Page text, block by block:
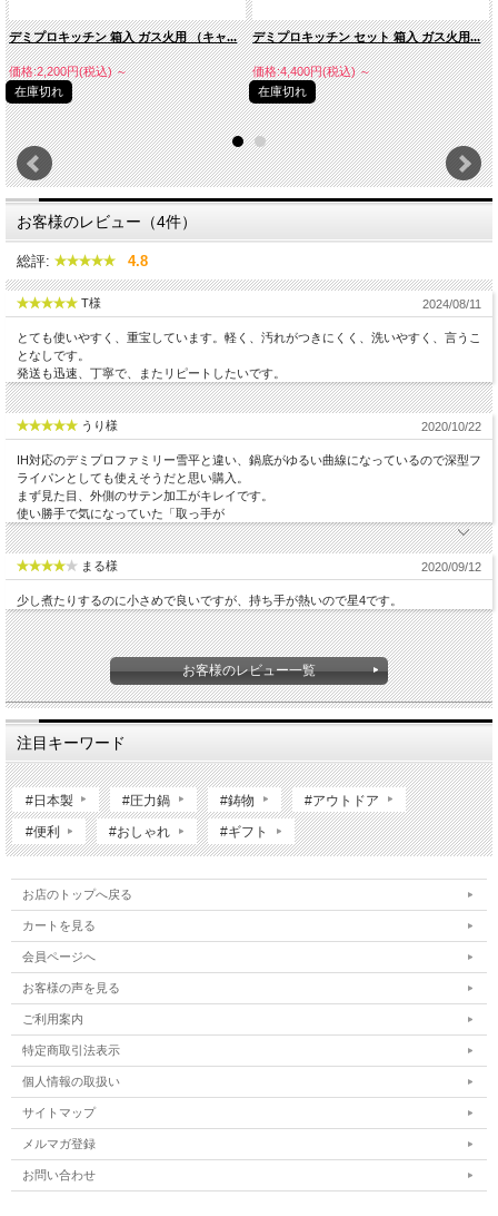
デミプロキッチン 箱入 ガス火用 （キャ...
価格:2,200円(税込)～
在庫切れ
デミプロキッチン セット 箱入 ガス火用...
価格:4,400円(税込)～
在庫切れ
お客様のレビュー（4件）
総評: 4.8
T様 2024/08/11
とても使いやすく、重宝しています。軽く、汚れがつきにくく、洗いやすく、言うこ
となしです。
発送も迅速、丁寧で、またリピートしたいです。
うり様 2020/10/22
IH対応のデミプロファミリー雪平と違い、鍋底がゆるい曲線になっているので深型フ
ライパンとしても使えそうだと思い購入。
まず見た目、外側のサテン加工がキレイです。
使い勝手で気になっていた「取っ手が
まる様 2020/09/12
少し煮たりするのに小さめで良いですが、持ち手が熱いので星4です。
お客様のレビュー一覧
注目キーワード
#日本製 #圧力鍋 #鋳物 #アウトドア
#便利 #おしゃれ #ギフト
お店のトップへ戻る
カートを見る
会員ページへ
お客様の声を見る
ご利用案内
特定商取引法表示
個人情報の取扱い
サイトマップ
メルマガ登録
お問い合わせ